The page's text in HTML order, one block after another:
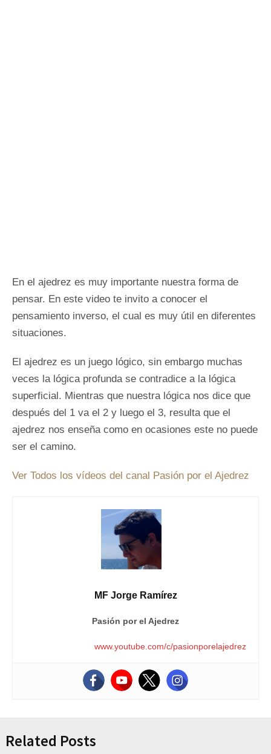
En el ajedrez es muy importante nuestra forma de
pensar. En este video te invito a conocer el
pensamiento inverso, el cual es muy útil en diferentes
situaciones.
El ajedrez es un juego lógico, sin embargo muchas
veces la lógica profunda se contradice a la lógica
superficial. Mientras que nuestra lógica nos dice que
después del 1 va el 2 y luego el 3, resulta que el
ajedrez nos enseña como en ocasiones este no puede
ser el camino.
Ver Todos los vídeos del canal Pasión por el Ajedrez
MF Jorge Ramírez
Pasión por el Ajedrez
www.youtube.com/c/pasionporelajedrez
Related Posts